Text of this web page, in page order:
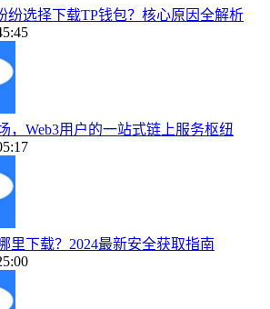
纷选择下载TP钱包？核心原因全解析
，Web3用户的一站式链上服务枢纽
里下载？2024最新安全获取指南